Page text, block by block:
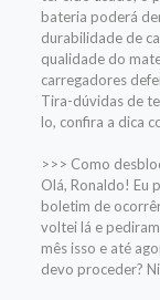
bateria poderá
durabilidade de
qualidade do
carregadores
Tira-dúvidas de
lo, confira a dica
>>> Como
Olá, Ronaldo! Eu
boletim de
voltei lá e
mês isso e até
devo proceder?